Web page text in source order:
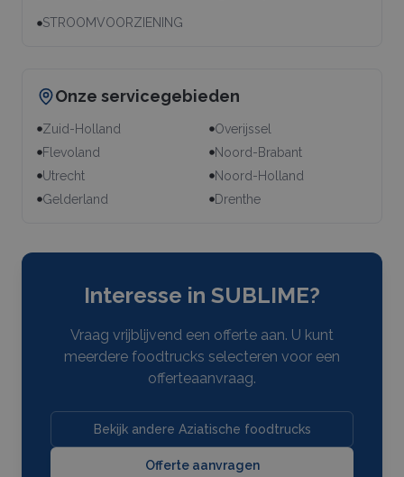
STROOMVOORZIENING
Onze servicegebieden
Zuid-Holland
Overijssel
Flevoland
Noord-Brabant
Utrecht
Noord-Holland
Gelderland
Drenthe
Interesse in SUBLIME?
Vraag vrijblijvend een offerte aan. U kunt
meerdere foodtrucks selecteren voor een
offerteaanvraag.
Bekijk andere Aziatische foodtrucks
Offerte aanvragen